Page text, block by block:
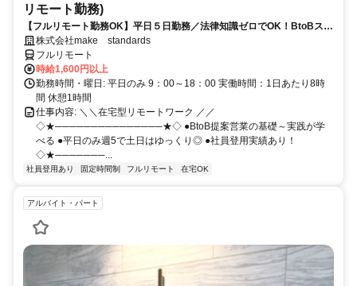
リモート勤務)
【フルリモート勤務OK】平日５日勤務／法律知識ゼロでOK！BtoBスキ
ルが身につく営業職
株式会社make standards
フルリモート
時給1,600円以上
勤務時間・曜日: 平日のみ 9：00～18：00 実働時間：1日あたり8時
間 休憩1時間
仕事内容: ＼＼在宅型リモートワーク ／／
◇★───────────────★◇ ●BtoB提案営業の基礎～実践が学
べる ●平日のみ週5で土日はゆっくり◎ ●社員登用実績あり！
◇★───────...
社員登用あり 固定時間制 フルリモート 在宅OK
アルバイト・パート